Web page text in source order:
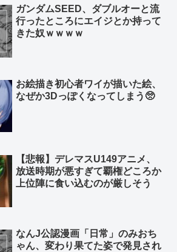
ガンダムSEED、ダブルオーと流
行ったところにエイジとか持って
きた奴ｗｗｗｗ
お絵描き初心者ワイが描いた絵、
なぜか3Dっぽくなってしまう🥺
【悲報】デレマスU149アニメ、
放送時期が悪すぎて覇権どころか
上位陣に食い込むのが厳しそう
なんJ公認漫画「日常」のみおち
ゃん、変わり果てた姿で発見され